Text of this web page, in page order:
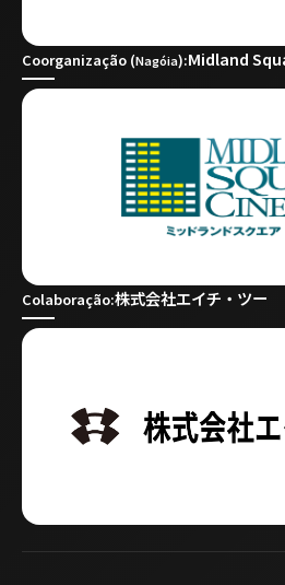
Coorganização (Nagóia):Midland
Colaboração:株式会社エイチ・ツー